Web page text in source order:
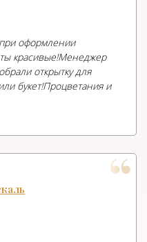
оформлении
красивые!Менеджер
открытку для
букет!Процветания и